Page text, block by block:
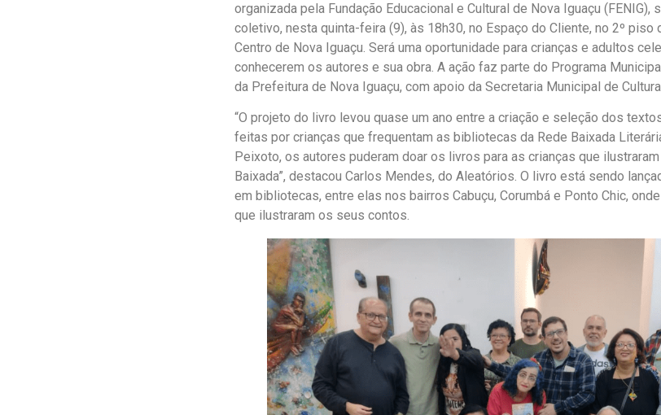
organizada pela Fundação Educacional e Cultural de Nova Iguaçu (FENIG),
coletivo, nesta quinta-feira (9), às 18h30, no Espaço do Cliente, no 2º piso
Centro de Nova Iguaçu. Será uma oportunidade para crianças e adultos
conhecerem os autores e sua obra. A ação faz parte do Programa
da Prefeitura de Nova Iguaçu, com apoio da Secretaria Municipal de
“O projeto do livro levou quase um ano entre a criação e seleção dos
feitas por crianças que frequentam as bibliotecas da Rede Baixada
Peixoto, os autores puderam doar os livros para as crianças que
Baixada”, destacou Carlos Mendes, do Aleatórios. O livro está sendo
em bibliotecas, entre elas nos bairros Cabuçu, Corumbá e Ponto Chic,
que ilustraram os seus contos.